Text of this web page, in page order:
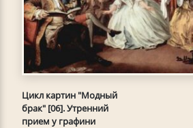
Цикл картин "Модный
брак" [06]. Утренний
прием у графини